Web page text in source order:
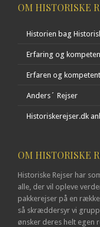
OM HISTORISKE
Historien bag
Erfaring og
Erfaren og
Anders´ Rejser
Historiskerejser.dk
OM HISTORISKE
Historiske Rejser har
alle, der vil opleve
pakkerejser på en
så skræddersyr vi
ønsker deres helt egen